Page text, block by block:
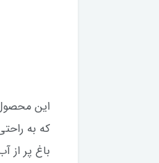
که به
باغ پر از